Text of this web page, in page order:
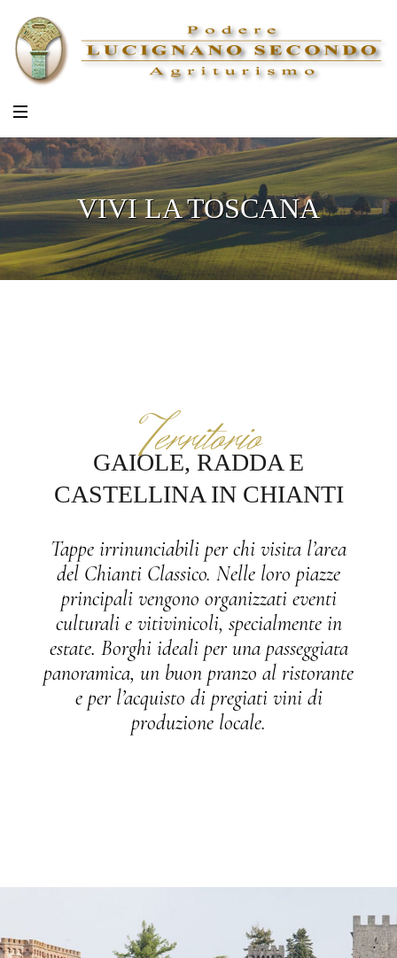
VIVI LA TOSCANA
Territorio
GAIOLE, RADDA E
CASTELLINA IN CHIANTI
Tappe irrinunciabili per chi visita l’area
del Chianti Classico. Nelle loro piazze
principali vengono organizzati eventi
culturali e vitivinicoli, specialmente in
estate. Borghi ideali per una passeggiata
panoramica, un buon pranzo al ristorante
e per l’acquisto di pregiati vini di
produzione locale.